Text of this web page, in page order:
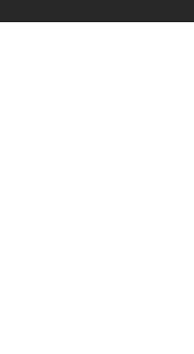
DERNIERS ARTICLES